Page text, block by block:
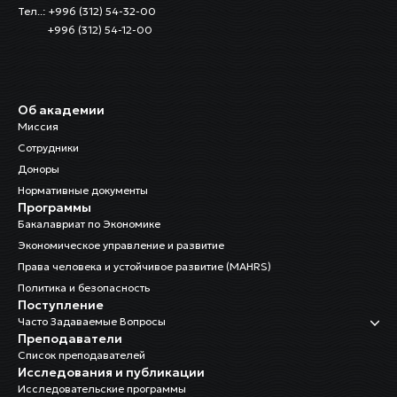
Ассистент по закупкам
Технический персонал
Индира Чыныбаева
Технический персонал
Назгуль Чолпонбаева
Специалист по правам детей
Тел..: +996 (312) 54-32-00
+996 (312) 54-12-00
Об академии
Миссия
Сотрудники
Доноры
Нормативные документы
Программы
Бакалавриат по Экономике
Экономическое управление и развитие
Права человека и устойчивое развитие (MAHRS)
Политика и безопасность
Поступление
Часто Задаваемые Вопросы
Преподаватели
Список преподавателей
Исследования и публикации
Исследовательские программы